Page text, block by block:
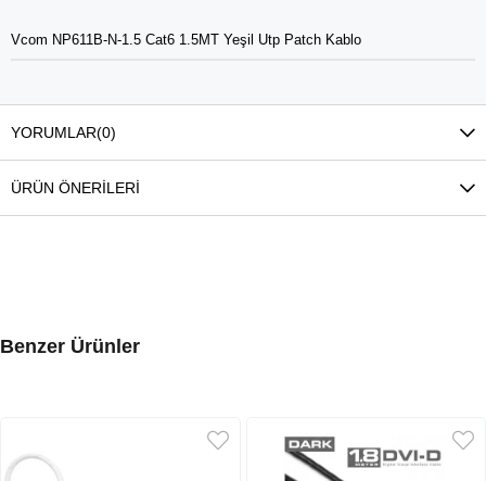
Vcom NP611B-N-1.5 Cat6 1.5MT Yeşil Utp Patch Kablo
YORUMLAR(0)
ÜRÜN ÖNERILERI
Benzer Ürünler